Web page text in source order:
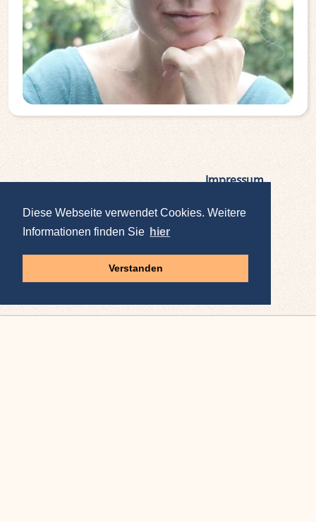
Diese Webseite verwendet Cookies. Weitere
Informationen finden Sie hier
Verstanden
Impressum|